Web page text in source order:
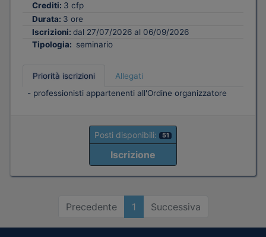
Crediti: 3 cfp
Durata: 3 ore
Iscrizioni: dal 27/07/2026 al 06/09/2026
Tipologia: seminario
Priorità iscrizioni
Allegati
- professionisti appartenenti all'Ordine organizzatore
Posti disponibili: 51
Iscrizione
Precedente 1 Successiva